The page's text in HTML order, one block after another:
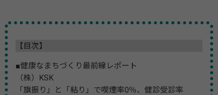
【目次】
■健康なまちづくり最前線レポート
（株）KSK
「旗振り」と「粘り」で喫煙率0％、健診受診率